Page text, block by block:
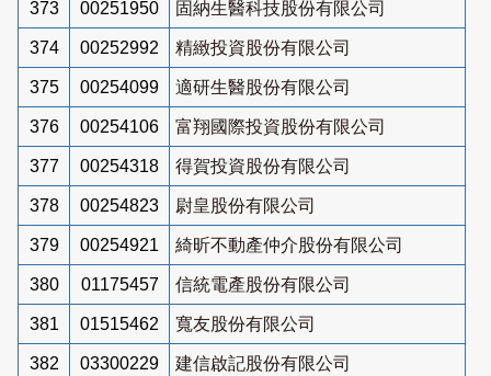
373 00251950 固納生醫科技股份有限公司
374 00252992 精緻投資股份有限公司
375 00254099 適研生醫股份有限公司
376 00254106 富翔國際投資股份有限公司
377 00254318 得賀投資股份有限公司
378 00254823 尉皇股份有限公司
379 00254921 綺昕不動產仲介股份有限公司
380 01175457 信統電產股份有限公司
381 01515462 寬友股份有限公司
382 03300229 建信啟記股份有限公司